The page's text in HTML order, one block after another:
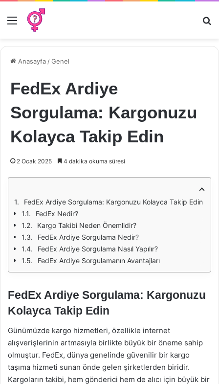
Menü
Anasayfa /Genel
FedEx Ardiye
Sorgulama: Kargonuzu
Kolayca Takip Edin
2 Ocak 2025 4 dakika okuma süresi
FedEx Ardiye Sorgulama: Kargonuzu Kolayca Takip Edin
FedEx Nedir?
Kargo Takibi Neden Önemlidir?
FedEx Ardiye Sorgulama Nedir?
FedEx Ardiye Sorgulama Nasıl Yapılır?
FedEx Ardiye Sorgulamanın Avantajları
FedEx Ardiye Sorgulama: Kargonuzu
Kolayca Takip Edin
Günümüzde kargo hizmetleri, özellikle internet
alışverişlerinin artmasıyla birlikte büyük bir öneme sahip
olmuştur. FedEx, dünya genelinde güvenilir bir kargo
taşıma hizmeti sunan önde gelen şirketlerden biridir.
Kargoların takibi, hem gönderici hem de alıcı için büyük bir